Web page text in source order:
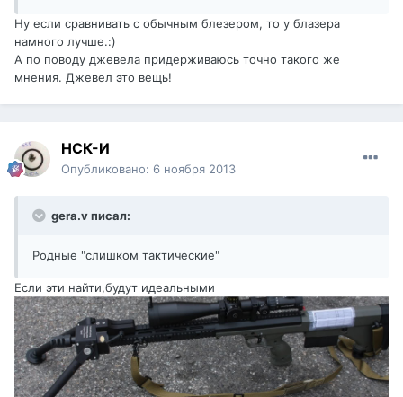
Ну если сравнивать с обычным блезером, то у блазера
намного лучше.:)
А по поводу джевела придерживаюсь точно такого же
мнения. Джевел это вещь!
НСК-И
Опубликовано: 6 ноября 2013
gera.v писал:
Родные "слишком тактические"
Если эти найти,будут идеальными